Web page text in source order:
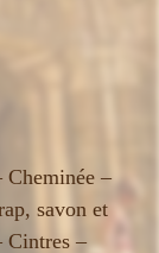
–
savon et
Cintres –